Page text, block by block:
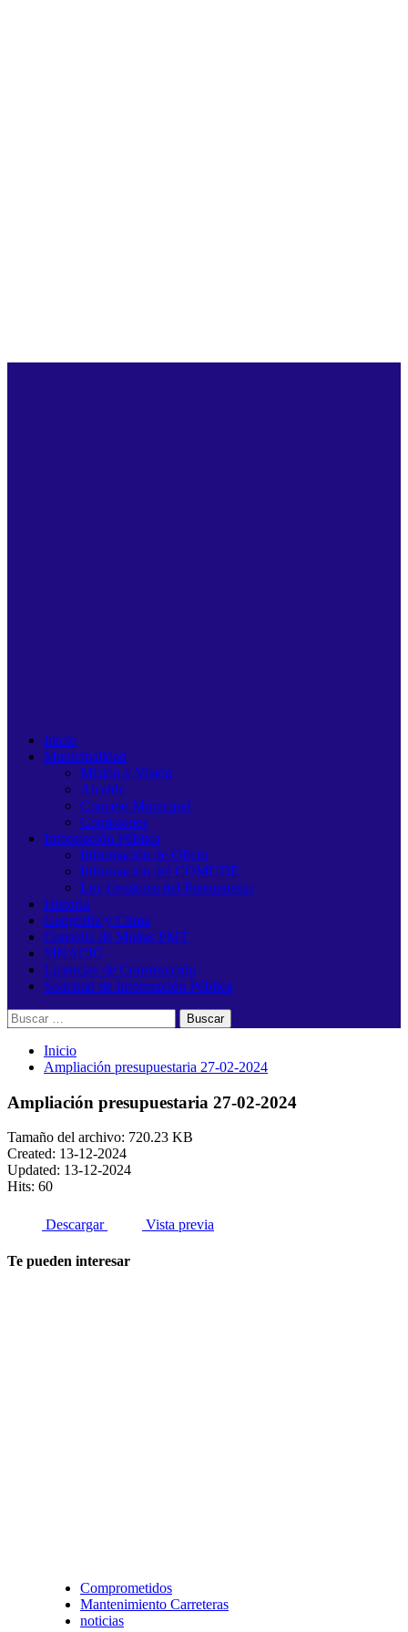
Inicio
Municipalidad
Misión y Visión
Alcalde
Concejo Municipal
Comisiones
Información Pública
Información de Oficio
Información del COMUDE
Ley Orgánica del Presupuesto
Historia
Geografía y Clima
Consulta de Multas PMT
SINACIG
Licencias de Construcción
Solicitud de Información Pública
Buscar:
Inicio
Ampliación presupuestaria 27-02-2024
Ampliación presupuestaria 27-02-2024
Tamaño del archivo: 720.23 KB
Created: 13-12-2024
Updated: 13-12-2024
Hits: 60
Descargar Vista previa
Te pueden interesar
Comprometidos
Mantenimiento Carreteras
noticias